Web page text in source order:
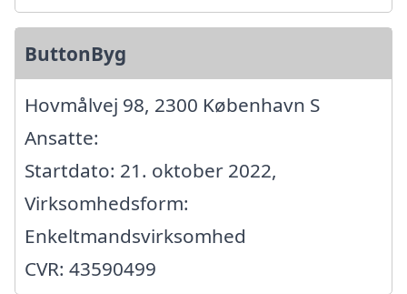
ButtonByg
Hovmålvej 98, 2300 København S
Ansatte:
Startdato: 21. oktober 2022,
Virksomhedsform:
Enkeltmandsvirksomhed
CVR: 43590499